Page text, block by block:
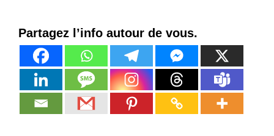
Partagez l’info autour de vous.